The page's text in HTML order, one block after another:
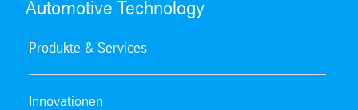
Automotive Technology
Produkte & Services
Innovationen